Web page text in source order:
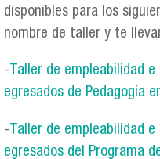
disponibles para los
nombre de taller y te
- Taller de empleabilidad
egresados de Pedagogía
- Taller de empleabilidad
egresados del Programa